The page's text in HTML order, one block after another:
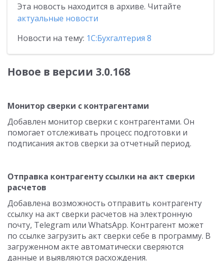
Эта новость находится в архиве. Читайте
актуальные новости
Новости на тему: 1С:Бухгалтерия 8
Новое в версии 3.0.168
Монитор сверки с контрагентами
Добавлен монитор сверки с контрагентами. Он
помогает отслеживать процесс подготовки и
подписания актов сверки за отчетный период.
Отправка контрагенту ссылки на акт сверки
расчетов
Добавлена возможность отправить контрагенту
ссылку на акт сверки расчетов на электронную
почту, Telegram или WhatsApp. Контрагент может
по ссылке загрузить акт сверки себе в программу. В
загруженном акте автоматически сверяются
данные и выявляются расхождения.